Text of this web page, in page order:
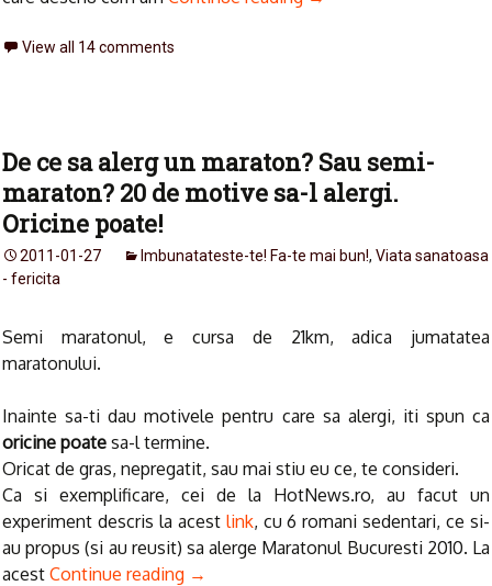
View all 14 comments
De ce sa alerg un maraton? Sau semi-
maraton? 20 de motive sa-l alergi.
Oricine poate!
2011-01-27 Imbunatateste-te! Fa-te mai bun!, Viata sanatoasa
- fericita
Semi maratonul, e cursa de 21km, adica jumatatea
maratonului.
Inainte sa-ti dau motivele pentru care sa alergi, iti spun ca
oricine poate sa-l termine.
Oricat de gras, nepregatit, sau mai stiu eu ce, te consideri.
Ca si exemplificare, cei de la HotNews.ro, au facut un
experiment descris la acest link, cu 6 romani sedentari, ce si-
au propus (si au reusit) sa alerge Maratonul Bucuresti 2010. La
acest Continue reading →